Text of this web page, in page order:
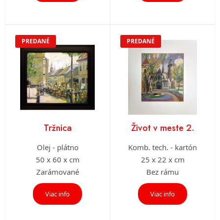
PREDANÉ
Tržnica
Olej - plátno
50 x 60 x cm
Zarámované
Viac info
PREDANÉ
Život v meste 2.
Komb. tech. - kartón
25 x 22 x cm
Bez rámu
Viac info